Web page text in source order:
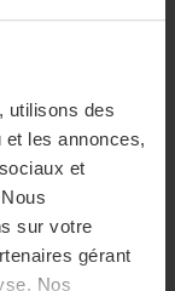
, utilisons des
les annonces,
et
sur votre
gérant
Nos